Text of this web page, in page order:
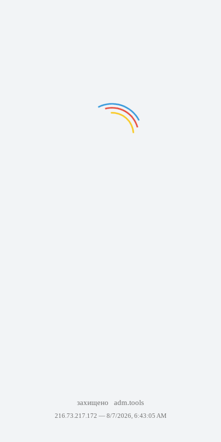
захищено adm.tools
216.73.217.172 — 8/7/2026, 6:43:05 AM